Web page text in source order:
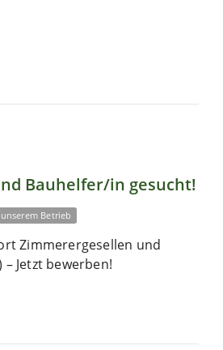
Bauhelfer/in gesucht!
Betrieb
Zimmerergesellen und
Jetzt bewerben!